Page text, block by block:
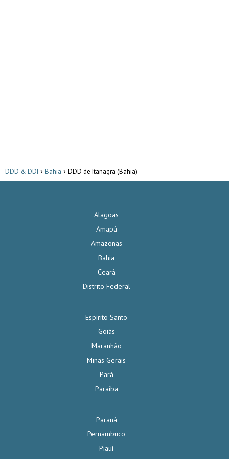
DDD & DDI Bahia DDD de Itanagra (Bahia)
Alagoas
Amapá
Amazonas
Bahia
Ceará
Distrito Federal
Espírito Santo
Goiás
Maranhão
Minas Gerais
Pará
Paraíba
Paraná
Pernambuco
Piauí